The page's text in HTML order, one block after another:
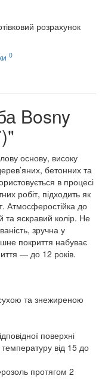
розрахунок
0
Bosny
основу, високу
бетонних та
в процесі
робіт, підходить як
Атмосферостійка до
яскравий колір. Не
зручна у
покриття набуває
— до 12 років.
та знежиреною
поверхні
від 15 до
протягом 2